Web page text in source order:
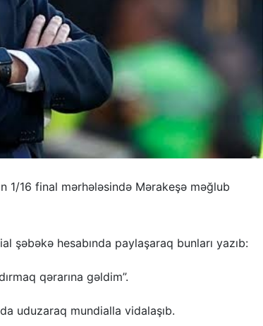
1/16 final mərhələsində Mərakeşə məğlub
şəbəkə hesabında paylaşaraq bunları yazıb:
qərarına gəldim”.
uduzaraq mundialla vidalaşıb.